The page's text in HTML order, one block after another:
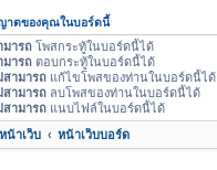
าตของคุณในบอร์ดนี้
มารถ โพสกระทู้ในบอร์ดนี้ได้
มารถ ตอบกระทู้ในบอร์ดนี้ได้
สามารถ แก้ไขโพสของท่านในบอร์ดนี้ได้
สามารถ ลบโพสของท่านในบอร์ดนี้ได้
สามารถ แนบไฟล์ในบอร์ดนี้ได้
หน้าเว็บ
หน้าเว็บบอร์ด